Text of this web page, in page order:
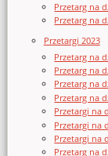
Przetarg na
Przetarg na
Przetargi 2023
Przetarg na
Przetarg na
Przetarg na
Przetarg na
Przetargi na
Przetargi na
Przetargi na
Przetarg na